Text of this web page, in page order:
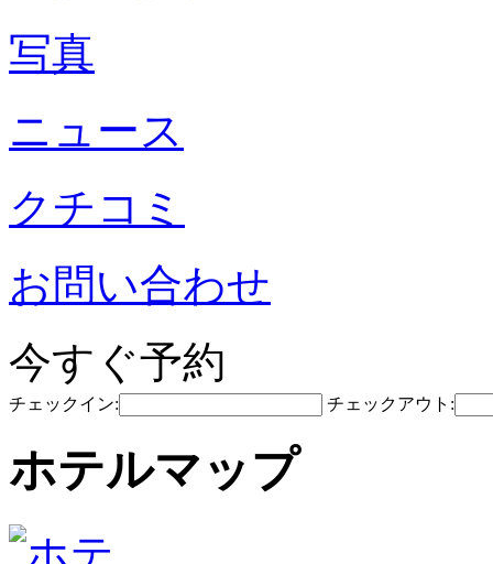
写真
ニュース
クチコミ
お問い合わせ
今すぐ予約
チェックイン: チェックアウト:
ホテルマップ